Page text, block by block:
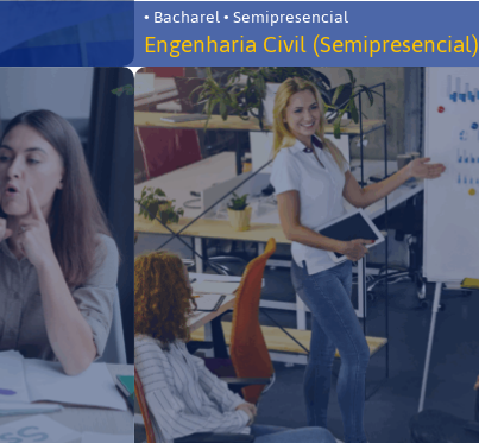
• Bacharel • Semipresencial
Engenharia Civil (Semipresencial)